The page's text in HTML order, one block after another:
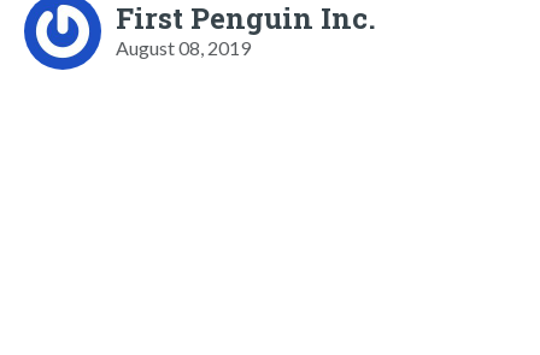
First Penguin Inc.
August 08, 2019